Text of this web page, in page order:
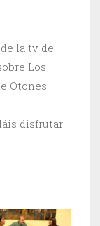
la tv de
Los
Otones.
disfrutar